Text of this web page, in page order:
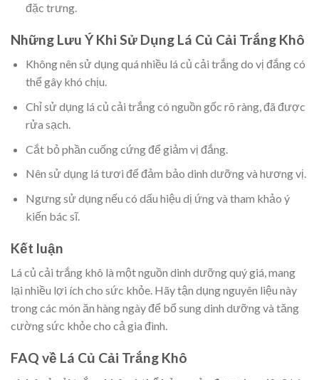
đặc trưng.
Những Lưu Ý Khi Sử Dụng Lá Củ Cải Trắng Khô
Không nên sử dụng quá nhiều lá củ cải trắng do vị đắng có
thể gây khó chịu.
Chỉ sử dụng lá củ cải trắng có nguồn gốc rõ ràng, đã được
rửa sạch.
Cắt bỏ phần cuống cứng để giảm vị đắng.
Nên sử dụng lá tươi để đảm bảo dinh dưỡng và hương vị.
Ngưng sử dụng nếu có dấu hiệu dị ứng và tham khảo ý
kiến bác sĩ.
Kết luận
Lá củ cải trắng khô là một nguồn dinh dưỡng quý giá, mang
lại nhiều lợi ích cho sức khỏe. Hãy tận dụng nguyên liệu này
trong các món ăn hàng ngày để bổ sung dinh dưỡng và tăng
cường sức khỏe cho cả gia đình.
FAQ về Lá Củ Cải Trắng Khô